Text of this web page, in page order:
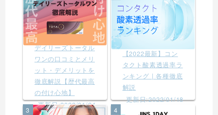
デイリーズトータル
ワンの口コミとメリ
ット・デメリットを
徹底解説【歴代最高
の付け心地】
更新日:2022/01/24
【2022最新】コン
タクト酸素透過率ラ
ンキング | 各種徹底
解説
更新日:2022/01/18
3
4